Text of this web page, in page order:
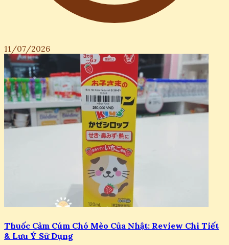
11/07/2026
Thuốc Cảm Cúm Chó Mèo Của Nhật: Review Chi Tiết
& Lưu Ý Sử Dụng